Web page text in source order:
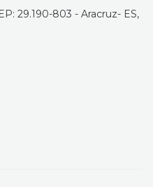
29.190-803 - Aracruz- ES,